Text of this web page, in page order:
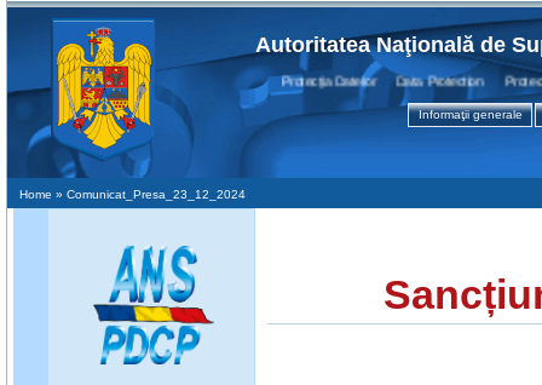
Autoritatea Naţională de
Protecţia Datelor Data Protection Protection
Informaţii generale
Home » Comunicat_Presa_23_12_2024